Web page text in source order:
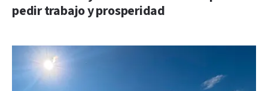
pedir trabajo y prosperidad